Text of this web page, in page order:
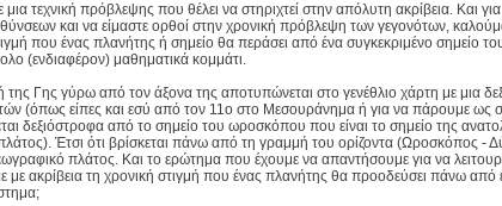
τεχνική πρόβλεψης που θέλει να στηριχτεί στην απόλυτη ακρίβεια. Και
και να είμαστε ορθοί στην χρονική πρόβλεψη των γεγονότων,
που ένας πλανήτης ή σημείο θα περάσει από ένα συγκεκριμένο σημείο
(ενδιαφέρον) μαθηματικά κομμάτι.
της Γης γύρω από τον άξονα της αποτυπώνεται στο γενέθλιο χάρτη με μια
(όπως είπες και εσύ από τον 11ο στο Μεσουράνημα ή για να πάρουμε
δεξιόστροφα από το σημείο του ωροσκόπου που είναι το σημείο της
Έτσι ότι βρίσκεται πάνω από τη γραμμή του ορίζοντα (Ωροσκόπος -
πλάτος. Και το ερώτημα που έχουμε να απαντήσουμε για να
ακρίβεια τη χρονική στιγμή που ένας πλανήτης θα προοδεύσει πάνω από